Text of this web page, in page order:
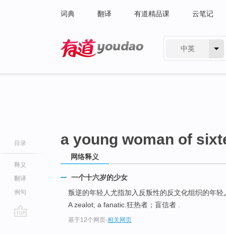
词典 翻译 有道精品课 云笔记
中英
目录
释义
翻译
例句
a young woman of
网络释义
一个十六岁的少女
叛逆的年轻人尤指加入反叛性的反文化组织的年
A zealot; a fanatic.狂热者；盲信者 .
基于12个网页-相关网页